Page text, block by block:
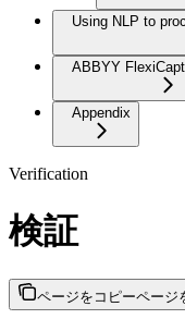
Using NLP to
ABBYY
Appendix
Verification
検証
ページをコピーページ